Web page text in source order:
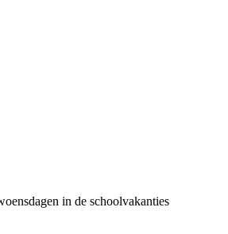
in de schoolvakanties